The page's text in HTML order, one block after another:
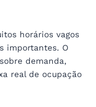
horários vagos
importantes. O
demanda,
real de ocupação